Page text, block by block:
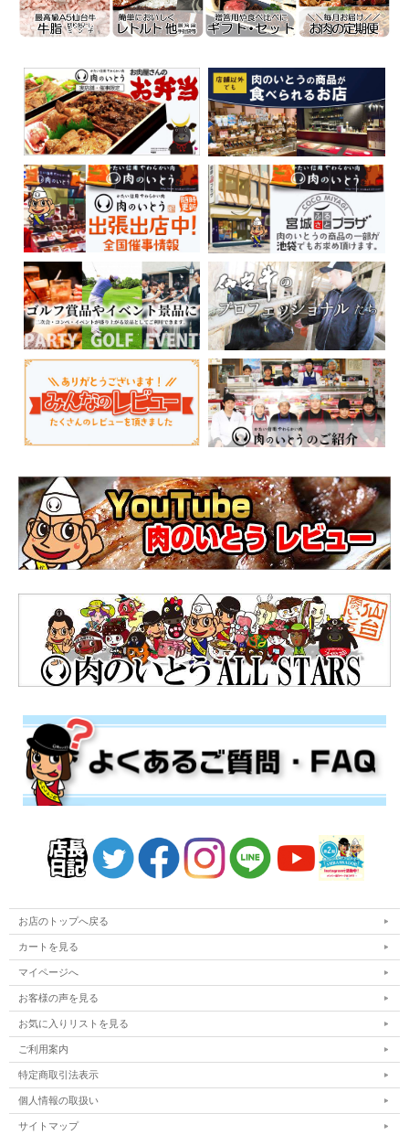
お店のトップへ戻る
カートを見る
マイページへ
お客様の声を見る
お気に入りリストを見る
ご利用案内
特定商取引法表示
個人情報の取扱い
サイトマップ